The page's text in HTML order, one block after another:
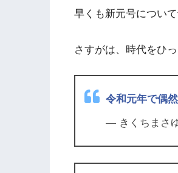
早くも新元号につい
さすがは、時代をひ
令和元年で偶
— きくちまさ